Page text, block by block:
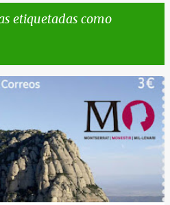
etiquetadas como